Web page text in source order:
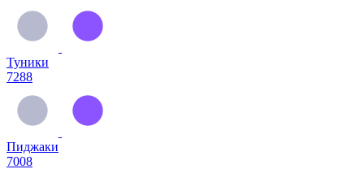
Туники
7288
Пиджаки
7008